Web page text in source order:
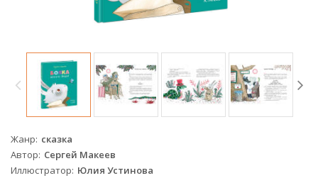
Жанр сказка
Автор Сергей Макеев
Иллюстратор Юлия Устинова